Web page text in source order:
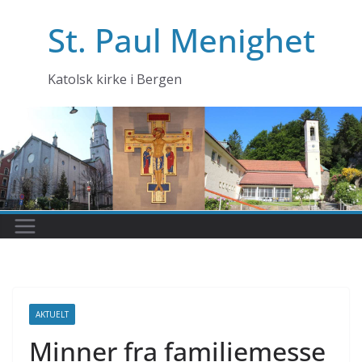
St. Paul Menighet
Katolsk kirke i Bergen
AKTUELT
Minner fra familiemesse